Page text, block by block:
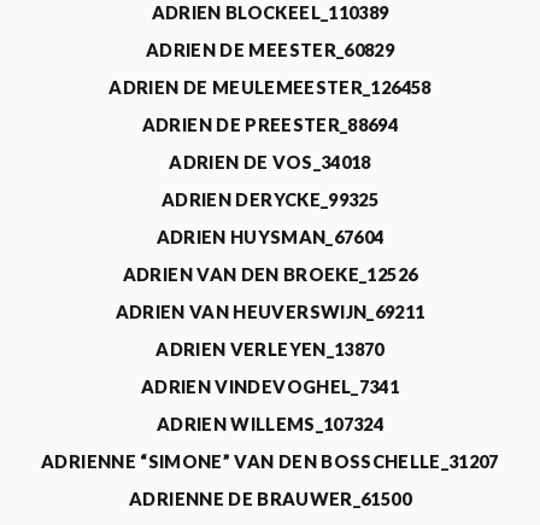
ADRIEN BLOCKEEL_110389
ADRIEN DE MEESTER_60829
ADRIEN DE MEULEMEESTER_126458
ADRIEN DE PREESTER_88694
ADRIEN DE VOS_34018
ADRIEN DERYCKE_99325
ADRIEN HUYSMAN_67604
ADRIEN VAN DEN BROEKE_12526
ADRIEN VAN HEUVERSWIJN_69211
ADRIEN VERLEYEN_13870
ADRIEN VINDEVOGHEL_7341
ADRIEN WILLEMS_107324
ADRIENNE “SIMONE” VAN DEN BOSSCHELLE_31207
ADRIENNE DE BRAUWER_61500